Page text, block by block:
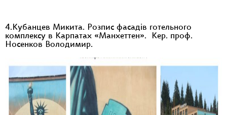
4.Кубанцев Микита. Розпис фасадів готельного
комплексу в Карпатах «Манхеттен». Кер. проф.
Носенков Володимир.